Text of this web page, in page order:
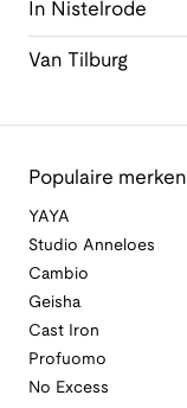
In Nistelrode
Van Tilburg
Populaire merken
YAYA
Studio Anneloes
Cambio
Geisha
Cast Iron
Profuomo
No Excess